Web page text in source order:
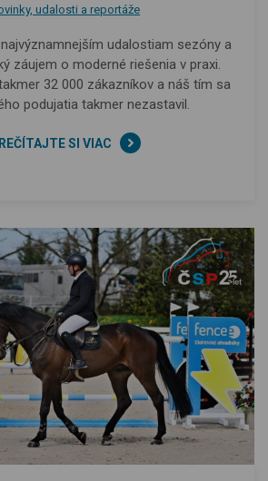
udalosti a reportáže
udalostiam sezóny a
záujem o moderné riešenia v praxi.
32 000 zákazníkov a náš tím sa
podujatia takmer nezastavil.
SI VIAC